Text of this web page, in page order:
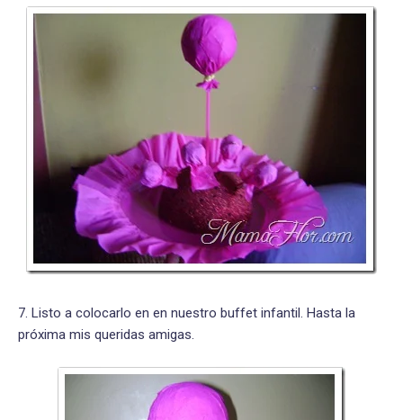
7. Listo a colocarlo en en nuestro buffet infantil. Hasta la
próxima mis queridas amigas.